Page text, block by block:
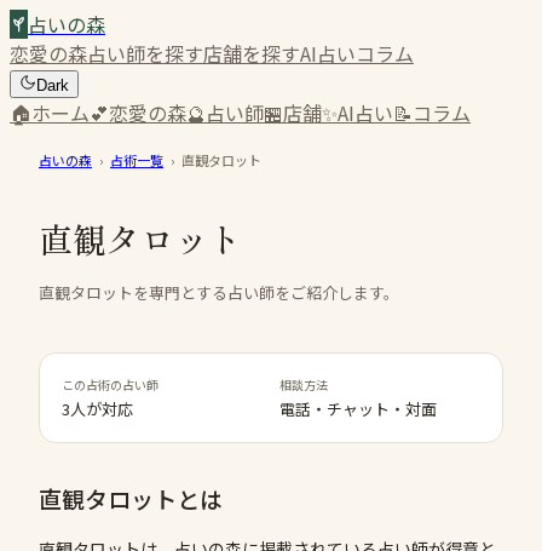
占いの森
恋愛の森占い師を探す店舗を探すAI占いコラム
Dark
🏠ホーム💕恋愛の森🔮占い師🏪店舗✨AI占い📝コラム
占いの森 › 占術一覧 › 直観タロット
直観タロット
直観タロットを専門とする占い師をご紹介します。
この占術の占い師
3人が対応
相談方法
電話・チャット・対面
直観タロット とは